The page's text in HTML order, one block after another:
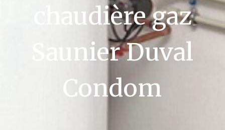
chaudière gaz
Saunier Duval
Condom